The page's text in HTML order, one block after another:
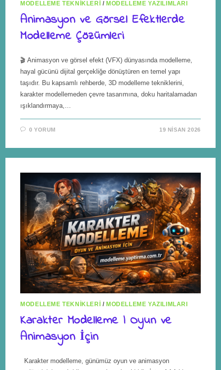
MODELLEME TEKNIKLERI / MODELLEME YAZILIMLARI
Animasyon ve Görsel Efektlerde
Modelleme Çözümleri
🎬 Animasyon ve görsel efekt (VFX) dünyasında modelleme,
hayal gücünü dijital gerçekliğe dönüştüren en temel yapı
taşıdır. Bu kapsamlı rehberde, 3D modelleme tekniklerini,
karakter modellemeden çevre tasarımına, doku haritalamadan
ışıklandırmaya,…
0 YORUM 19 NISAN 2026
MODELLEME TEKNIKLERI / MODELLEME YAZILIMLARI
Karakter Modelleme | Oyun ve
Animasyon İçin
Karakter modelleme, günümüz oyun ve animasyon